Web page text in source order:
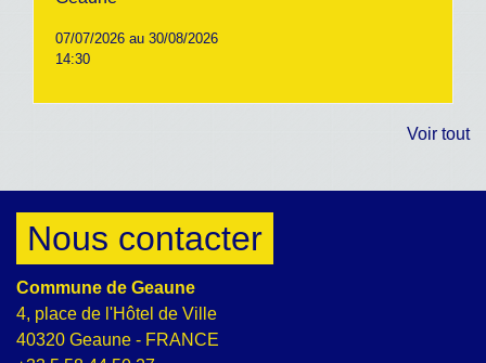
07/07/2026 au 30/08/2026
14:30
Voir tout
Nous contacter
Commune de Geaune
4, place de l'Hôtel de Ville
40320 Geaune - FRANCE